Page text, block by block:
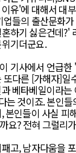
유'에 대해서 대
들의 출산문화
하기 싫은건데?'
기더군요.
기사에서 언급
다른 [가해자]일
베타베일이라
는 것이죠. 본인
본인들이 사실 피
요? 전혀 그럴리
고, 남자다움을